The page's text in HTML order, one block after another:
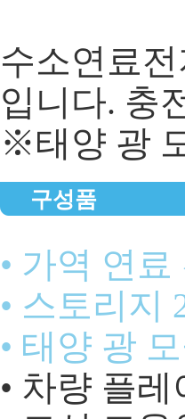
수소연료
입니다. 충
※태양 광
구성품
• 가역 연
• 스토리지
• 태양 광
• 차량 플